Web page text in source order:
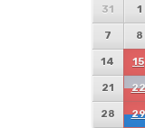
31 1
7 8
14 15
21 22
28 29